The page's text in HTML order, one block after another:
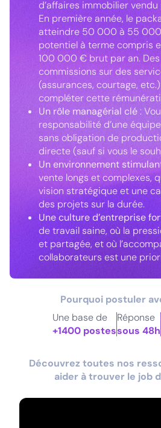
d’affaires immobilier
En première année, le
atteindre 50 000 à 55
potentiel à terme compris
100 000 € brut par an.
commissions sur des
(assurances, courtage,
compléter cette
Un rôle managérial clé:
responsabilité d’une
sans obligation de
directe (sauf si vous le
Un environnement
vente longs et complexes,
vision stratégique et une
des projets sur la durée.
Une culture d’entreprise
de travail saine, où la
et partagée, et où
collaborateurs est une
Pourquoi postuler
Une base de
+1400 postes
Réponse
sous 48h
Découvrez toutes nos
aider à trouver le job